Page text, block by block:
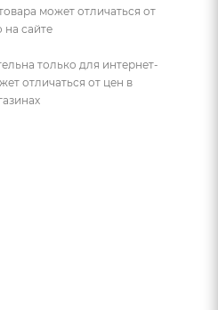
может отличаться от
на сайте
только для интернет-
отличаться от цен в